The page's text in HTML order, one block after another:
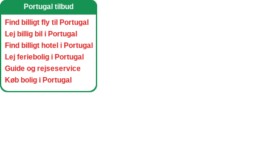
Portugal tilbud
Find billigt fly til Portugal
Lej billig bil i Portugal
Find billigt hotel i Portugal
Lej feriebolig i Portugal
Guide og rejseservice
Køb bolig i Portugal